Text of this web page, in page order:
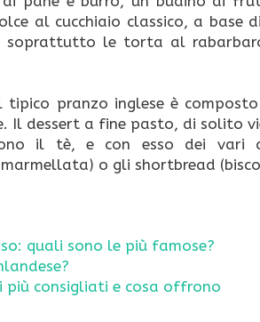
al cucchiaio classico, a base
soprattutto le torta al
tipico pranzo inglese è
Il dessert a fine pasto, di solito
il tè, e con esso dei vari
o gli shortbread
quali sono le più famose?
più consigliati e cosa offrono